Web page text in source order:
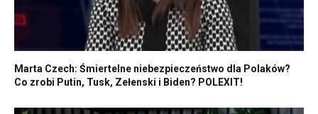
Marta Czech: Śmiertelne niebezpieczeństwo dla Polaków?
Co zrobi Putin, Tusk, Zełenski i Biden? POLEXIT!